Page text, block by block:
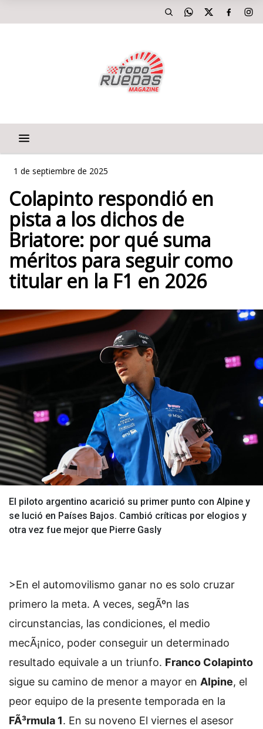
1 de septiembre de 2025
Colapinto respondió en
pista a los dichos de
Briatore: por qué suma
méritos para seguir como
titular en la F1 en 2026
El piloto argentino acarició su primer punto con Alpine y
se lució en Países Bajos. Cambió críticas por elogios y
otra vez fue mejor que Pierre Gasly
>En el automovilismo ganar no es solo cruzar
primero la meta. A veces, segÃºn las
circunstancias, las condiciones, el medio
mecÃ¡nico, poder conseguir un determinado
resultado equivale a un triunfo. Franco Colapinto
sigue su camino de menor a mayor en Alpine, el
peor equipo de la presente temporada en la
FÃ³rmula 1. En su noveno El viernes el asesor